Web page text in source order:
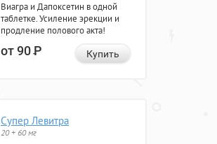
Виагра и Дапоксетин в одной
таблетке. Усиление эрекции и
продление полового акта!
от 90Р Купить
Супер Левитра
20 + 60 мг